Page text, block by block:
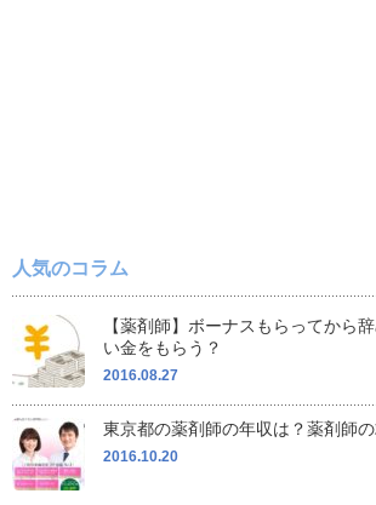
人気のコラム
【薬剤師】ボーナスもらってから
い金をもらう？
2016.08.27
東京都の薬剤師の年収は？薬剤師
2016.10.20